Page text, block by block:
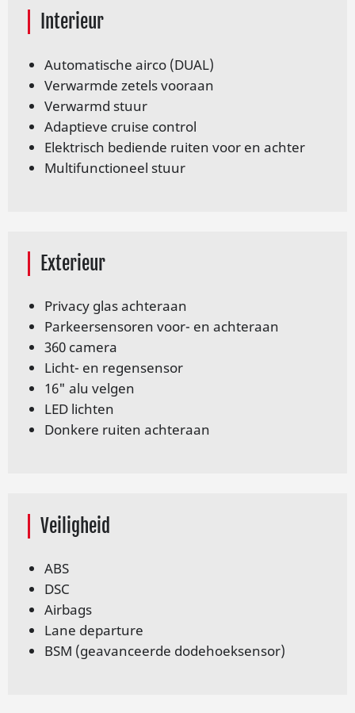
Interieur
Automatische airco (DUAL)
Verwarmde zetels vooraan
Verwarmd stuur
Adaptieve crui­se con­trol
Elek­trisch be­dien­de rui­ten voor en ach­ter
Multifunctioneel stuur
Exterieur
Pri­va­cy glas ach­ter­aan
Parkeersensoren voor- en achteraan
360 camera
Licht- en regensensor
16" alu velgen
LED lichten
Donkere ruiten achteraan
Veiligheid
ABS
DSC
Airbags
Lane departure
BSM (geavanceerde dodehoeksensor)